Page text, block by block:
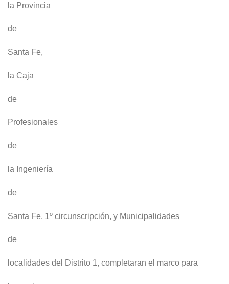
la Provincia
de
Santa Fe,
la Caja
de
Profesionales
de
la Ingeniería
de
Santa Fe, 1º circunscripción, y Municipalidades
de
localidades del Distrito 1, completaran el marco para